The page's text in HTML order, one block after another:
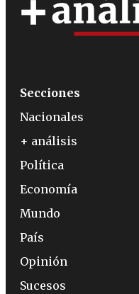
Secciones
Nacionales
+ análisis
Política
Economía
Mundo
País
Opinión
Sucesos